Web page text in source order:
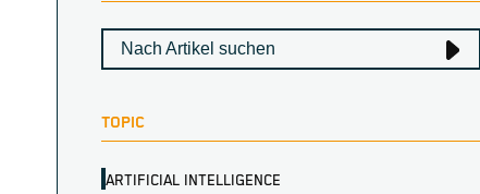
TOPIC
ARTIFICIAL INTELLIGENCE